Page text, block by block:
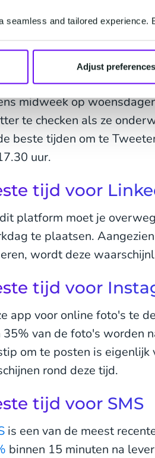
and tailored experience.
Adjust preferences
tijd voor
hebben aangetoond
17% hoger is en de
midweek op
te checken als ze
beste tijden om te
uur.
tijd voor
platform moet je
te plaatsen.
wordt deze
tijd voor
app voor online foto's te
35% van de foto's worden
om te posten is eigenlijk
rond deze tijd.
tijd voor SMS
is een van de meest
binnen 15 minuten na